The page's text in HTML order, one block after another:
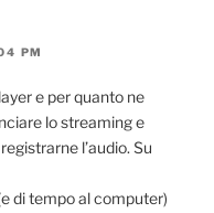
PM
e per quanto ne
lo streaming e
l’audio. Su
di tempo al computer)